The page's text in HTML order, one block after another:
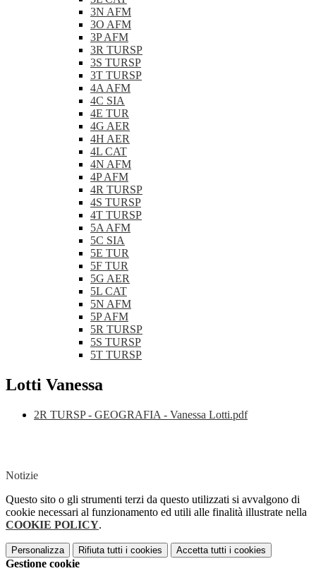
3N AFM
3O AFM
3P AFM
3R TURSP
3S TURSP
3T TURSP
4A AFM
4C SIA
4E TUR
4G AER
4H AER
4L CAT
4N AFM
4P AFM
4R TURSP
4S TURSP
4T TURSP
5A AFM
5C SIA
5E TUR
5F TUR
5G AER
5L CAT
5N AFM
5P AFM
5R TURSP
5S TURSP
5T TURSP
Lotti Vanessa
2R TURSP - GEOGRAFIA - Vanessa Lotti.pdf
Notizie
Questo sito o gli strumenti terzi da questo utilizzati si avvalgono di
cookie necessari al funzionamento ed utili alle finalità illustrate nella
COOKIE POLICY.
Personalizza Rifiuta tutti i cookies Accetta tutti i cookies
Gestione cookie